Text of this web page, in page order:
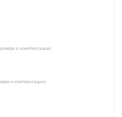
и комплектации)
и комплектации)